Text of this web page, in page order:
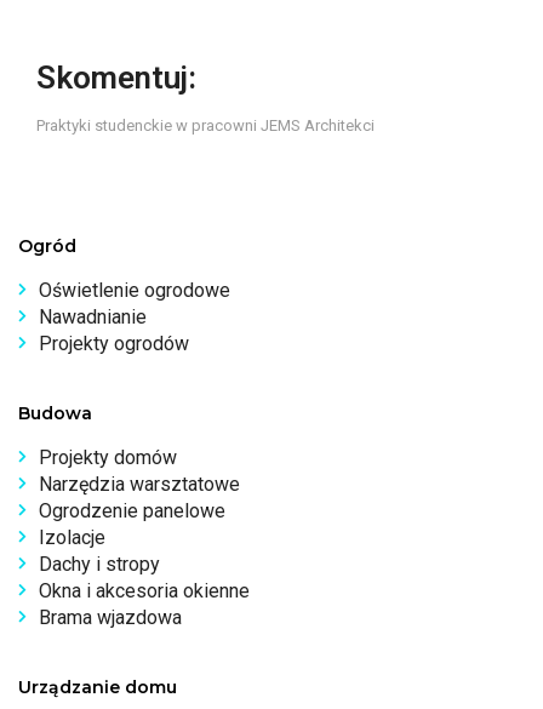
Skomentuj:
Praktyki studenckie w pracowni JEMS Architekci
Ogród
Oświetlenie ogrodowe
Nawadnianie
Projekty ogrodów
Budowa
Projekty domów
Narzędzia warsztatowe
Ogrodzenie panelowe
Izolacje
Dachy i stropy
Okna i akcesoria okienne
Brama wjazdowa
Urządzanie domu